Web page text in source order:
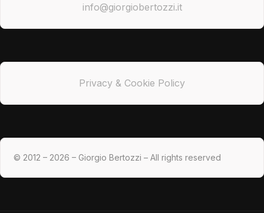
info@giorgiobertozzi.it
Privacy & Cookie Policy
© 2012 – 2026 – Giorgio Bertozzi – All rights reserved